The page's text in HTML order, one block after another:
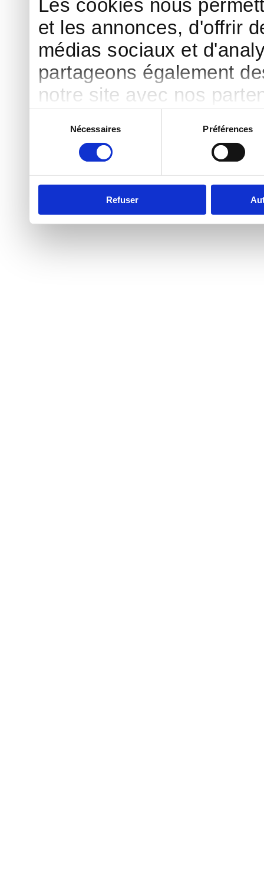
Les cookies nous
et les annonces, d'offrir
médias sociaux et
partageons également
notre site avec nos
d'autres informations
ont collectées lors de
consentement
Nécessaires Préférences
Refuser